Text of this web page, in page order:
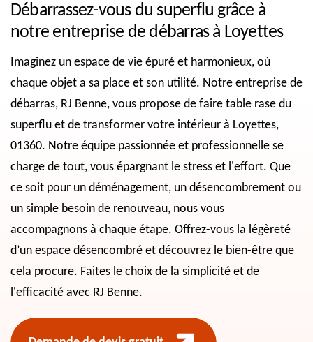
Débarrassez-vous du superflu grâce à
notre entreprise de débarras à Loyettes
Imaginez un espace de vie épuré et harmonieux, où
chaque objet a sa place et son utilité. Notre entreprise de
débarras, RJ Benne, vous propose de faire table rase du
superflu et de transformer votre intérieur à Loyettes,
01360. Notre équipe passionnée et professionnelle se
charge de tout, vous épargnant le stress et l'effort. Que
ce soit pour un déménagement, un désencombrement ou
un simple besoin de renouveau, nous vous
accompagnons à chaque étape. Offrez-vous la légèreté
d’un espace désencombré et découvrez le bien-être que
cela procure. Faites le choix de la simplicité et de
l'efficacité avec RJ Benne.